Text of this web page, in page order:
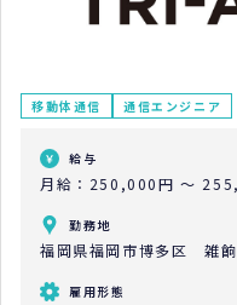
移動体通信 通信エンジニア
給与
月給：
勤務地
福岡県福岡市博多区 雑餉
雇用形態